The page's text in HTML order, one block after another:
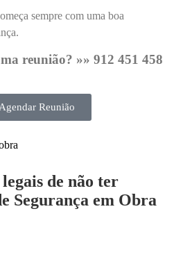
sempre com uma boa
reunião? »» 912 451 458
Reunião
de não ter
Segurança em Obra